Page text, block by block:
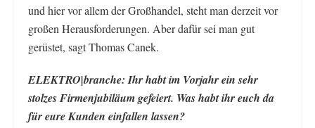
und hier vor allem der Großhandel, steht man derzeit vor
großen Herausforderungen. Aber dafür sei man gut
gerüstet, sagt Thomas Canek.
ELEKTRO|branche: Ihr habt im Vorjahr ein sehr
stolzes Firmenjubiläum gefeiert. Was habt ihr euch da
für eure Kunden einfallen lassen?